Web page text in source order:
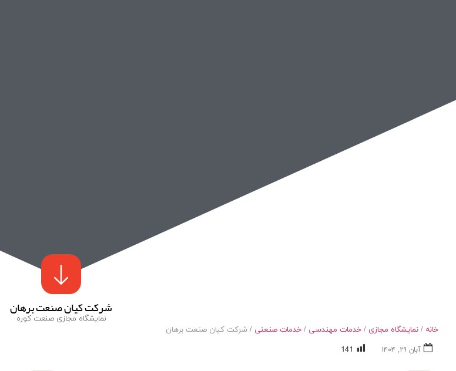
شرکت کیان صنعت برهان
نمایشگاه مجازی صنعت کوره
خانه / نمایشگاه مجازی / خدمات مهندسی / خدمات صنعتی / شرکت کیان صنعت برهان
آبان ۲۹, ۱۴۰۴ 141